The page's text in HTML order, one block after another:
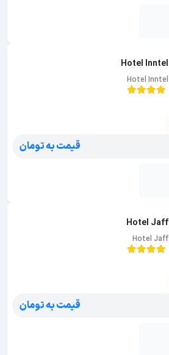
Hotel Inntel
Hotel Inntel
قیمت به تومان
Hotel Jaff
Hotel Jaff
قیمت به تومان